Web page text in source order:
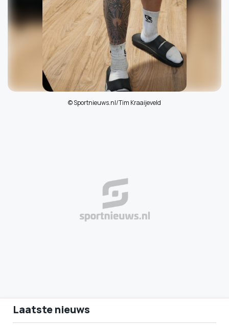
© Sportnieuws.nl/Tim Kraaijeveld
Laatste nieuws